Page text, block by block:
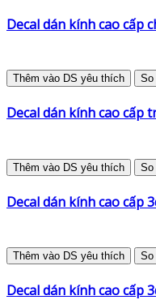
Decal dán kính cao cấp
Thêm vào DS yêu thích So
Decal dán kính cao cấp
Thêm vào DS yêu thích So
Decal dán kính cao cấp
Thêm vào DS yêu thích So
Decal dán kính cao cấp